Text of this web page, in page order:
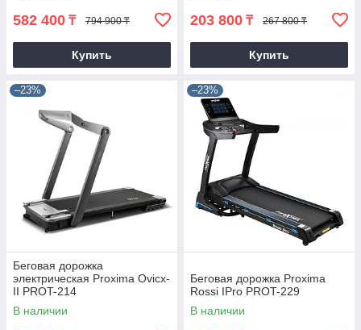
582 400 ₸ 794 900 ₸
Купить
203 800 ₸ 267 800 ₸
Купить
–23%
Беговая дорожка
электрическая Proxima Ovicx-
II PROT-214
В наличии
–23%
Беговая дорожка Proxima
Rossi IPro PROT-229
В наличии